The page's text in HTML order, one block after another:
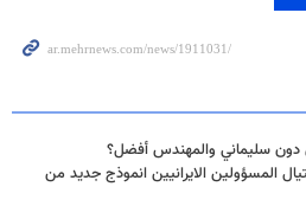
دون سليماني والمهندس أفضل؟
المسؤولين الايرانيين انموذج جديد من